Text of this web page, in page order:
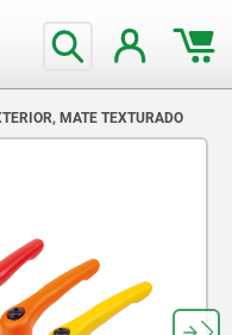
MATE TEXTURADO